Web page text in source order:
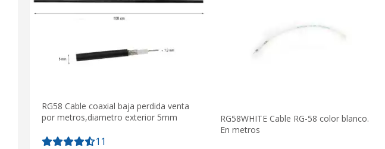
RG58 Cable coaxial baja perdida venta
por metros,diametro exterior 5mm
11
RG58WHITE Cable RG-58 color blanco.
En metros